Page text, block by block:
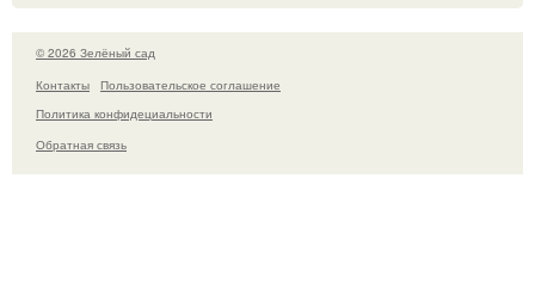
© 2026 Зелёный сад
Контакты
Пользовательское соглашение
Политика конфидециальности
Обратная связь